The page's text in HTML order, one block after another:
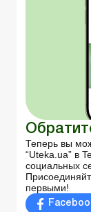
Теперь вы
“Uteka.ua” в
социальных
первыми!